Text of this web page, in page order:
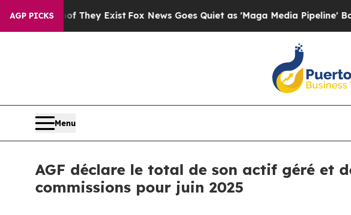
AGP PICKS
Proof They Exist Fox News Goes Quiet as 'Maga Media Pipeline' Backfires
Menu
AGF déclare le total de son actif géré et
commissions pour juin 2025